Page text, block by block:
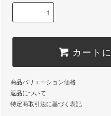
カート
商品バリエーション価格
返品について
特定商取引法に基づく表記